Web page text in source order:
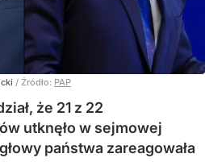
/ Źródło: PAP
że 21 z 22
utknęło w sejmowej
państwa zareagowała